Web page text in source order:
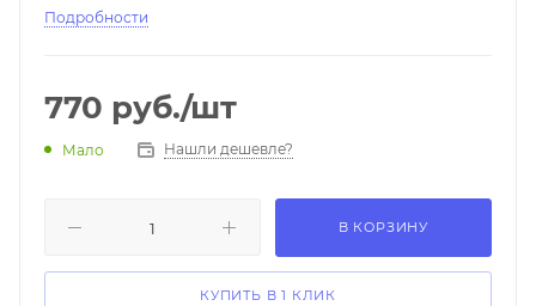
кнопка включения Комплект аксессуаров Ножницы
Подробности
770 руб./шт
Мало Нашли дешевле?
В КОРЗИНУ
КУПИТЬ В 1 КЛИК